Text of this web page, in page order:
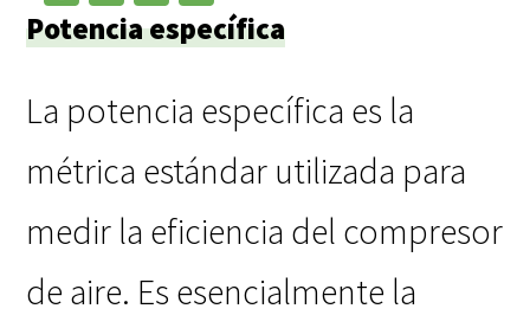
Potencia específica
La potencia específica es la
métrica estándar utilizada para
medir la eficiencia del compresor
de aire. Es esencialmente la